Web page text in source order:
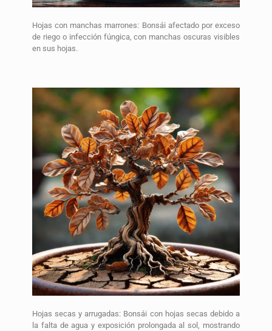
Hojas con manchas marrones: Bonsái afectado por exceso
de riego o infección fúngica, con manchas oscuras visibles
en sus hojas.
Hojas secas y arrugadas: Bonsái con hojas secas debido a
la falta de agua y exposición prolongada al sol, mostrando